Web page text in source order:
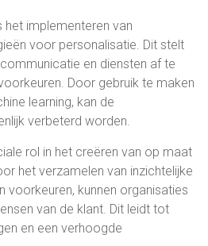
het implementeren van
voor personalisatie. Dit stelt
en diensten af te
Door gebruik te maken
learning, kan de
verbeterd worden.
rol in het creëren van op maat
het verzamelen van inzichtelijke
voorkeuren, kunnen organisaties
van de klant. Dit leidt tot
en een verhoogde